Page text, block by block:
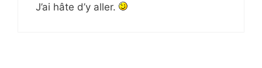
J’ai hâte d’y aller.